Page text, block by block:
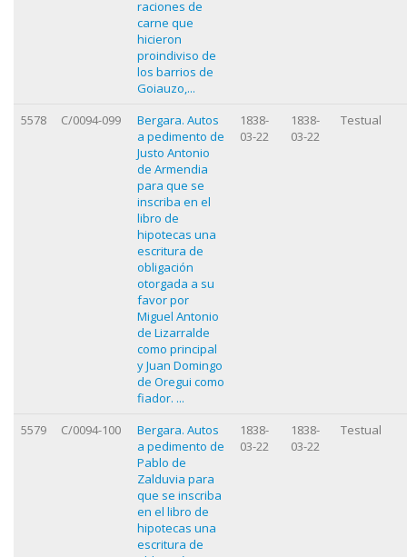
raciones de
carne que
hicieron
proindiviso de
los barrios de
Goiauzo,...
5578 C/0094-099
Bergara. Autos
a pedimento de
Justo Antonio
de Armendia
para que se
inscriba en el
libro de
hipotecas una
escritura de
obligación
otorgada a su
favor por
Miguel Antonio
de Lizarralde
como principal
y Juan Domingo
de Oregui como
fiador. ...
1838-
03-22
1838-
03-22
Testual
5579 C/0094-100
Bergara. Autos
a pedimento de
Pablo de
Zalduvia para
que se inscriba
en el libro de
hipotecas una
escritura de
1838-
03-22
1838-
03-22
Testual